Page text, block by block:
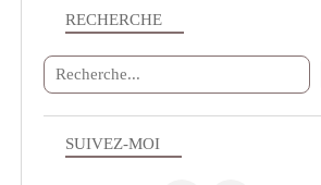
SUIVEZ-MOI
RECHERCHE